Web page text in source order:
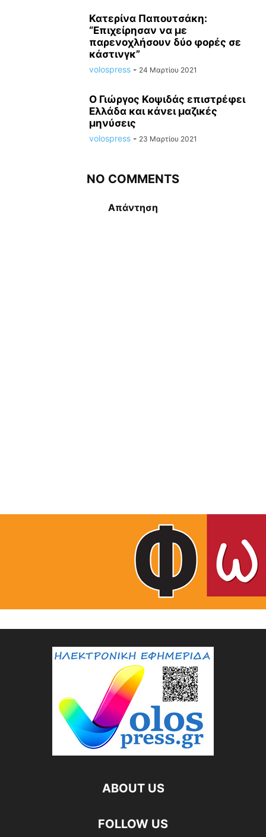
Κατερίνα Παπουτσάκη:
“Επιχείρησαν να με
παρενοχλήσουν δύο φορές σε
κάστινγκ”
volospress - 24 Μαρτίου 2021
Ο Γιώργος Κοψιδάς επιστρέφει
Ελλάδα και κάνει μαζικές
μηνύσεις
volospress - 23 Μαρτίου 2021
NO COMMENTS
Απάντηση
ABOUT US
FOLLOW US